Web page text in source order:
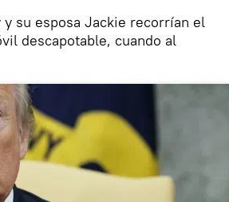
su esposa Jackie recorrían el
descapotable, cuando al